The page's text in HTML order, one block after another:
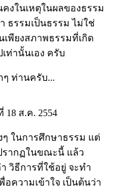
ในเหตุในผลของธรรม
ธรรมเป็นธรรม ไม่ใช่
พียงสภาพธรรมที่เกิด
ท่านั้นเอง ครับ
ท่านครับ...
ส.ค. 2554
ในการศึกษาธรรม แต่
ากฏในขณะนี้ แล้ว
วิธีการที่ใช้อยู่ จะทำ
อความเข้าใจ เป็นต้นว่า